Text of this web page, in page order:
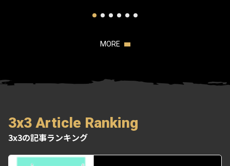
MORE
3x3 Article Ranking
3x3の記事ランキング